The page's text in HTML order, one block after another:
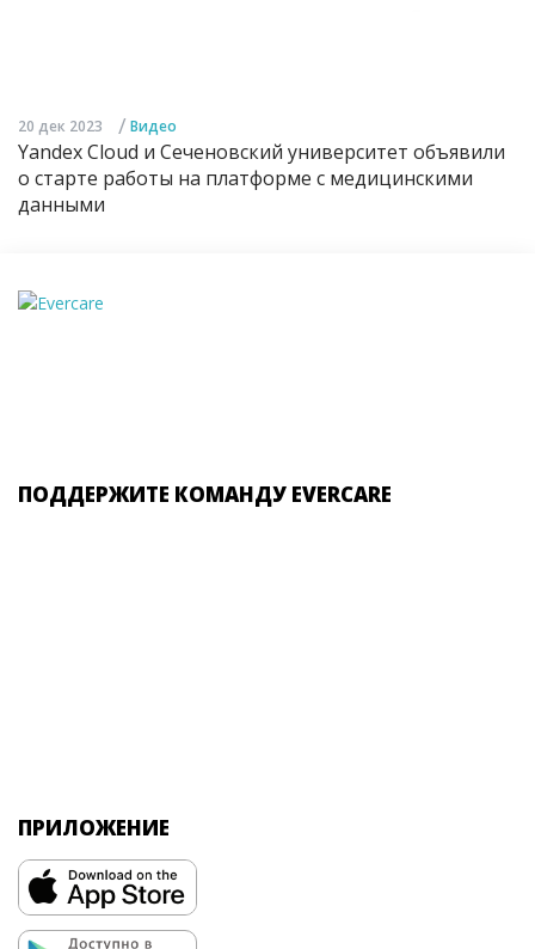
20 дек 2023 / Видео
Yandex Cloud и Сеченовский университет объявили
о старте работы на платформе с медицинскими
данными
ПОДДЕРЖИТЕ КОМАНДУ EVERCARE
ПРИЛОЖЕНИЕ